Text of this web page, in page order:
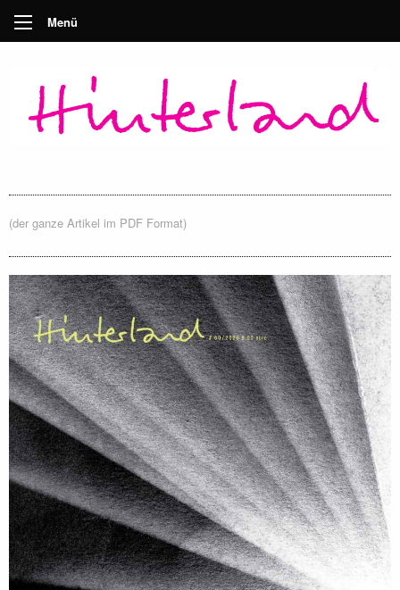
Menü
(der ganze Artikel im PDF Format)